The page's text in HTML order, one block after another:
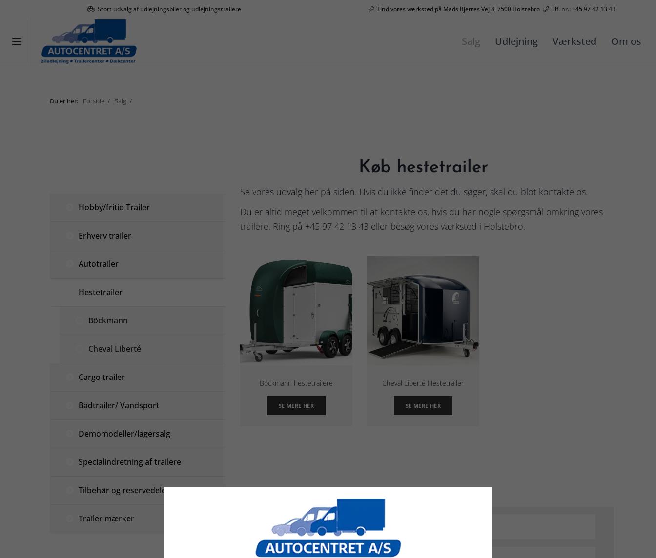
Stort udvalg af udlejningsbiler og udlejningstrailere Find vores værksted på Mads Bjerres Vej 8, 7500 Holstebro Tlf. nr.: +45 97 42 13 43
 Salg Udlejning Værksted Om os
Du er her: Forside Salg
Hobby/fritid Trailer
Erhverv trailer
Autotrailer
Hestetrailer
Böckmann
Cheval Liberté
Cargo trailer
Bådtrailer/ Vandsport
Demomodeller/lagersalg
Specialindretning af trailere
Tilbehør og reservedele
Trailer mærker
Køb hestetrailer
Se vores udvalg her på siden. Hvis du ikke finder det du søger, skal du blot kontakte os.
Du er altid meget velkommen til at kontakte os, hvis du har nogle spørgsmål omkring vores
trailere. Ring på +45 97 42 13 43 eller besøg vores værksted i Holstebro.
Böckmann hestetrailere
SE MERE HER
Cheval Liberté Hestetrailer
SE MERE HER
Har du spørgsmål?
Vi er altid klar på en god handel. Vi har